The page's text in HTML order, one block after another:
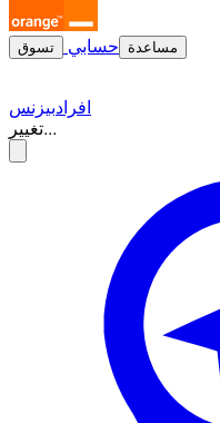
تسوق حسابي مساعدة
افرادبيزنس
تغيير...